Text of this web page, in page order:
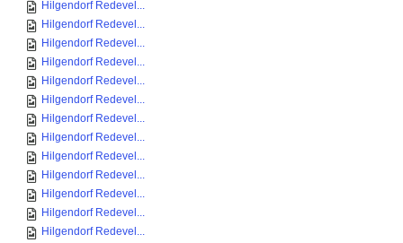
Hilgendorf Redevel...
Hilgendorf Redevel...
Hilgendorf Redevel...
Hilgendorf Redevel...
Hilgendorf Redevel...
Hilgendorf Redevel...
Hilgendorf Redevel...
Hilgendorf Redevel...
Hilgendorf Redevel...
Hilgendorf Redevel...
Hilgendorf Redevel...
Hilgendorf Redevel...
Hilgendorf Redevel...